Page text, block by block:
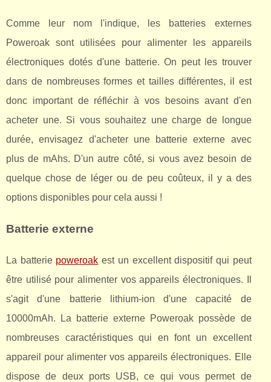
Comme leur nom l'indique, les batteries externes
Poweroak sont utilisées pour alimenter les appareils
électroniques dotés d'une batterie. On peut les trouver
dans de nombreuses formes et tailles différentes, il est
donc important de réfléchir à vos besoins avant d'en
acheter une. Si vous souhaitez une charge de longue
durée, envisagez d'acheter une batterie externe avec
plus de mAhs. D'un autre côté, si vous avez besoin de
quelque chose de léger ou de peu coûteux, il y a des
options disponibles pour cela aussi !
Batterie externe
La batterie poweroak est un excellent dispositif qui peut
être utilisé pour alimenter vos appareils électroniques. Il
s'agit d'une batterie lithium-ion d'une capacité de
10000mAh. La batterie externe Poweroak possède de
nombreuses caractéristiques qui en font un excellent
appareil pour alimenter vos appareils électroniques. Elle
dispose de deux ports USB, ce qui vous permet de